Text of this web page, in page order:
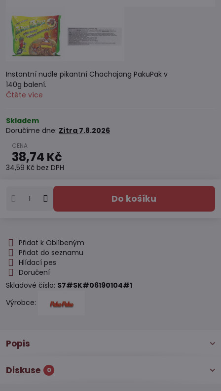
Instantní nudle pikantní Chachajang PakuPak v
140g balení.
Čtěte více
Skladem
Doručíme dne: Zítra 7.8.2026
38,74 Kč
34,59 Kč bez DPH
Do košíku
Přidat k Oblíbeným
Přidat do seznamu
Hlídací pes
Doručení
Skladové číslo: S7#SK#06190104#1
Výrobce:
Popis
Diskuse 0